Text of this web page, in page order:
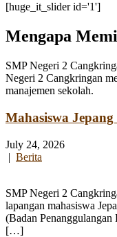
[huge_it_slider id='1']
Mengapa
SMP Negeri 2
Negeri 2 Cangkringan
manajemen sekolah.
Mahasiswa
July 24, 2026
| Berita
SMP Negeri 2
lapangan mahasiswa
(Badan
[…]